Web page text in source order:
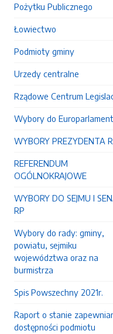
Pożytku Publicznego
Łowiectwo
Podmioty gminy
Urzedy centralne
Rządowe Centrum
Wybory do
WYBORY PREZYDENTA
REFERENDUM
OGÓLNOKRAJOWE
WYBORY DO SEJMU I
RP
Wybory do rady: gminy,
powiatu, sejmiku
województwa oraz na
burmistrza
Spis Powszechny 2021r.
Raport o stanie
dostępności podmiotu